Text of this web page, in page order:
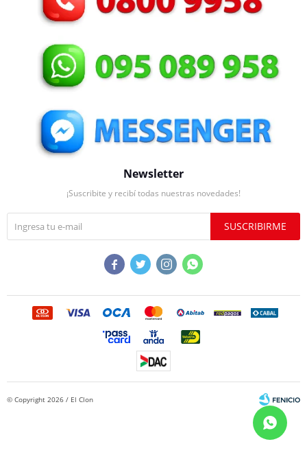
Newsletter
¡Suscribite y recibí todas nuestras novedades!
SUSCRIBIRME
   
© Copyright 2026 / El Clon